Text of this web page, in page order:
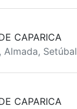
CAPARICA
Setúbal
CAPARICA